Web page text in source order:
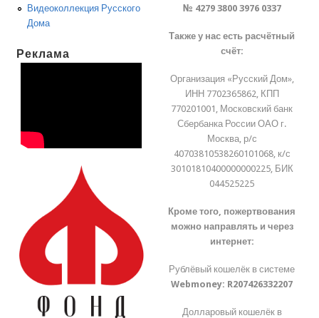
Видеоколлекция Русского
Дома
Реклама
№ 4279 3800 3976 0337
Также у нас есть расчётный
счёт:
Организация «Русский Дом»,
ИНН 7702365862, КПП
770201001, Московский банк
Сбербанка России ОАО г.
Москва, р/с
40703810538260101068, к/с
30101810400000000225, БИК
044525225
Кроме того, пожертвования
можно направлять и через
интернет:
Рублёвый кошелёк в системе
Webmoney: R207426332207
Долларовый кошелёк в